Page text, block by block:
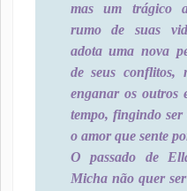
mas um trágico
rumo de suas
adota uma nova
de seus conflitos,
enganar os outros
tempo, fingindo
o amor que sente
O passado de
Micha não quer